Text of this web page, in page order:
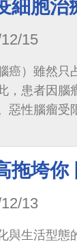
細胞
15
癌）雖然只
，患者因腦
惡性腦瘤受
拖垮你
13
與生活型態